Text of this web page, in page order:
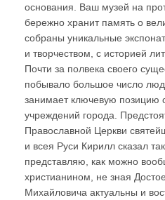
основания. Ваш музей на
бережно хранит память о
собраны уникальные
и творчеством, с историей
Почти за полвека своего
побывало большое число
занимает ключевую позицию
учреждений города.
Православной Церкви
и всея Руси Кирилл сказал
представляю, как можно
христианином, не зная
Михайловича актуальны и